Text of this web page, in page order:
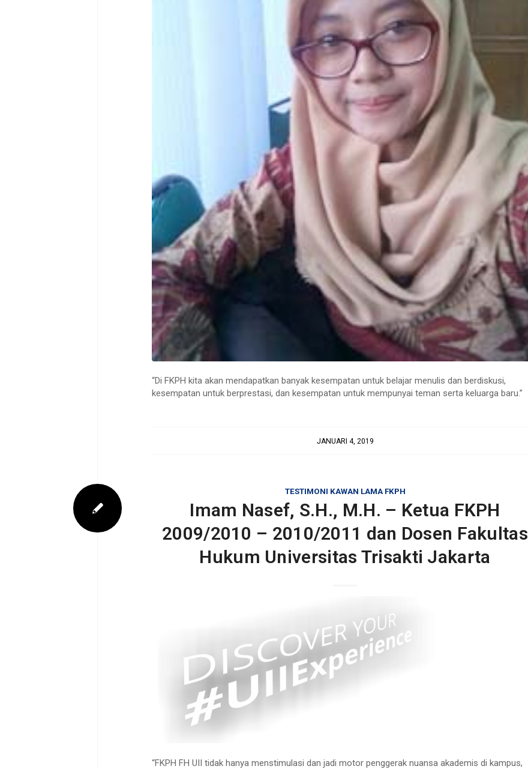
“Di FKPH kita akan mendapatkan banyak kesempatan untuk belajar menulis dan berdiskusi,
kesempatan untuk berprestasi, dan kesempatan untuk mempunyai teman serta keluarga baru.”
JANUARI 4, 2019
TESTIMONI KAWAN LAMA FKPH
Imam Nasef, S.H., M.H. – Ketua FKPH
2009/2010 – 2010/2011 dan Dosen Fakultas
Hukum Universitas Trisakti Jakarta
“FKPH FH UII tidak hanya menstimulasi dan jadi motor penggerak nuansa akademis di kampus,